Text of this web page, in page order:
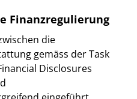
Finanzregulierung
die
gemäss der Task
Disclosures